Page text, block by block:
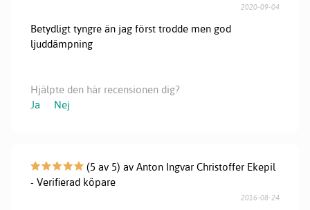
2020-09-04
Betydligt tyngre än jag först trodde men god
ljuddämpning
Hjälpte den här recensionen dig?
Ja
Nej
(5 av 5) av Anton Ingvar Christoffer Ekepil
- Verifierad köpare
2016-08-24